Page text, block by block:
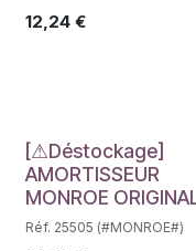
12,24 €
Déstockage
[⚠Déstockage]
AMORTISSEUR
MONROE
Réf. 25505 (#MONROE#)